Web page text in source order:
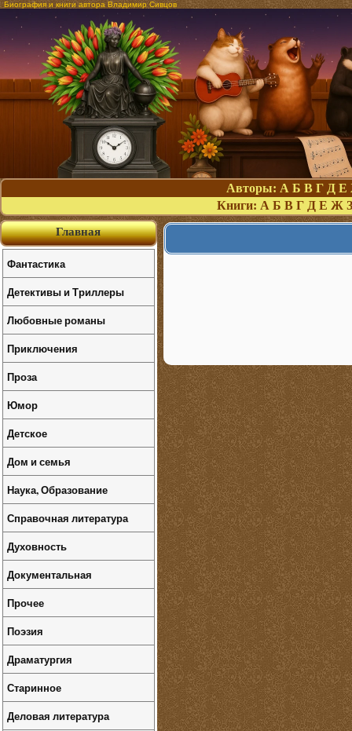
Биография и книги автора Владимир Сивцов
Авторы: А Б В Г Д Е
Книги: А Б В Г Д Е Ж З
Главная
Фантастика
Детективы и Триллеры
Любовные романы
Приключения
Проза
Юмор
Детское
Дом и семья
Наука, Образование
Справочная литература
Духовность
Документальная
Прочее
Поэзия
Драматургия
Старинное
Деловая литература